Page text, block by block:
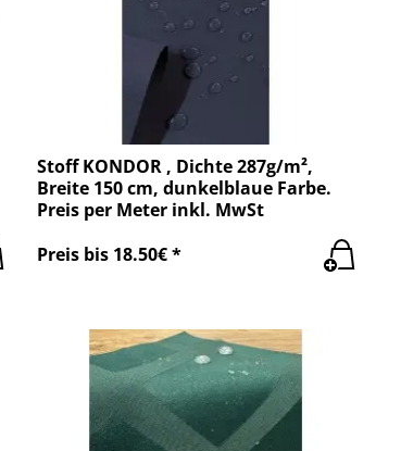
Stoff KONDOR , Dichte 287g/m²,
Breite 150 cm, dunkelblaue Farbe.
Preis per Meter inkl. MwSt
Preis bis 18.50€ *